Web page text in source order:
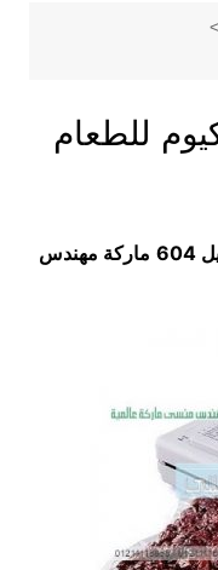
للطعام
ماركة مهندس